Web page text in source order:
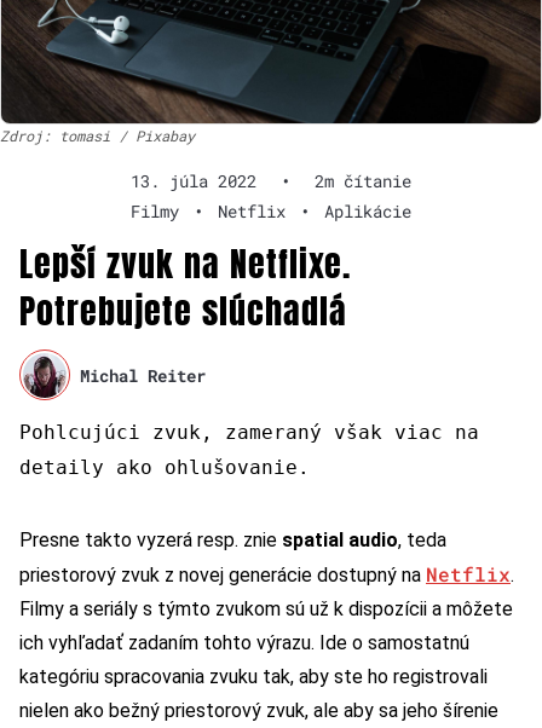
Zdroj: tomasi / Pixabay
13. júla 2022 •
2m čítanie
Filmy
• Netflix • Aplikácie
Lepší zvuk na Netflixe.
Potrebujete slúchadlá
Michal Reiter
Pohlcujúci zvuk, zameraný však viac na
detaily ako ohlušovanie.
Presne takto vyzerá resp. znie spatial audio, teda
priestorový zvuk z novej generácie dostupný na Netflix.
Filmy a seriály s týmto zvukom sú už k dispozícii a môžete
ich vyhľadať zadaním tohto výrazu. Ide o samostatnú
kategóriu spracovania zvuku tak, aby ste ho registrovali
nielen ako bežný priestorový zvuk, ale aby sa jeho šírenie